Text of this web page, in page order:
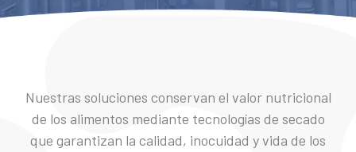
Nuestras soluciones conservan el valor nutricional
de los alimentos mediante tecnologías de secado
que garantizan la calidad, inocuidad y vida de los